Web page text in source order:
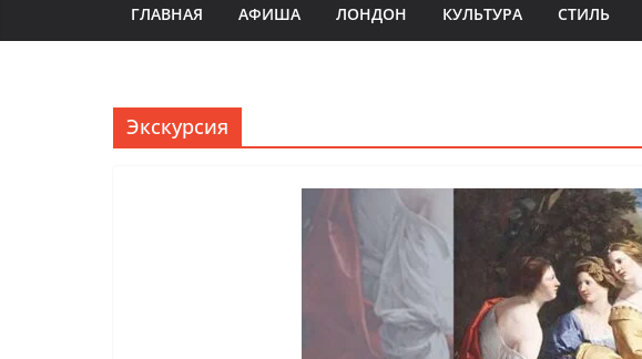
ГЛАВНАЯ АФИША ЛОНДОН КУЛЬТУРА СТИЛЬ
Экскурсия